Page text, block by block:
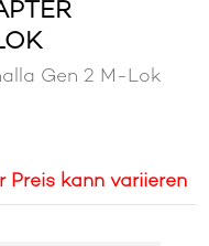
Gen 2 M-Lok
kann variieren